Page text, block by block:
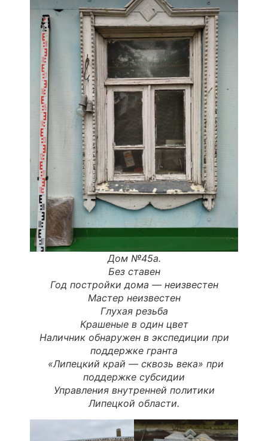
Дом №45а.
Без ставен
Год постройки дома — неизвестен
Мастер неизвестен
Глухая резьба
Крашеные в один цвет
Наличник обнаружен в экспедиции при
поддержке гранта
«Липецкий край — сквозь века» при
поддержке субсидии
Управления внутренней политики
Липецкой области.